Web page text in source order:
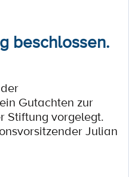
beschlossen.
Gutachten zur
Stiftung vorgelegt.
Julian